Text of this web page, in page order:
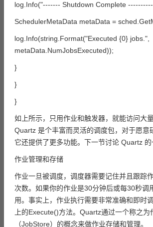
log.Info("------- Shutdown Complete
SchedulerMetaData metaData =
log.Info(string.Format("Executed {0} jobs.",
metaData.NumJobsExecuted));
}
}
}
如上所示，只用作业和触发器，就能访问大
Quartz 是个丰富而灵活的调度包，对于愿意
它还提供了更多功能。下一节讨论 Quartz 的
作业管理和存储
作业一旦被调度，调度器需要记住并且跟踪
次数。如果你的作业是30分钟后或每30秒调
用。事实上，作业执行需要非常准确和即时
上的Execute()方法。Quartz通过一个称之为
（JobStore）的概念来做作业存储和管理。